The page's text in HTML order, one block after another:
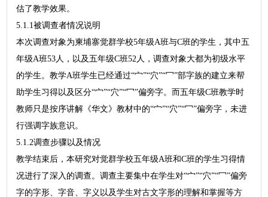
估了教学效果。
5.1.1被调查者情况说明
本次调查对象为柬埔寨觉群学校5年级A班与C班的学生，其中五
年级A班53人，以及五年级C班52人，调查对象大都为初级水平
的学生。教学A班学生已经通过“宀”“穴”“冖”部字族的建立来帮
助学生习得以及区分“宀”“穴”“冖”偏旁字。而五年级C班教学时
教师只是按序讲解《华文》教材中的“宀”“穴”“冖”偏旁字，未进
行强调字族意识。
5.1.2调查步骤以及情况
教学结束后，本研究对觉群学校五年级A班和C班的学生习得情
况进行了深入的调查。调查主要集中在学生对“宀”“穴”“冖”偏旁
字的字形、字音、字义以及学生对古文字形的理解和掌握等方